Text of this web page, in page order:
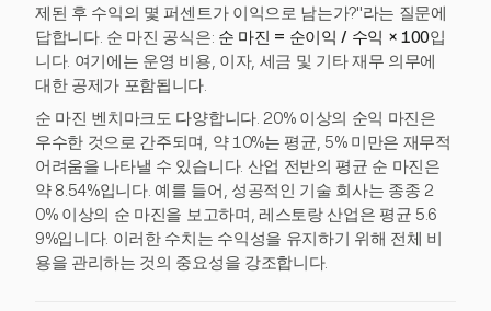
제된 후 수익의 몇 퍼센트가 이익으로 남는가?"라는 질문에
답합니다. 순 마진 공식은: 순 마진 = 순이익 / 수익 × 100입
니다. 여기에는 운영 비용, 이자, 세금 및 기타 재무 의무에
대한 공제가 포함됩니다.
순 마진 벤치마크도 다양합니다. 20% 이상의 순익 마진은
우수한 것으로 간주되며, 약 10%는 평균, 5% 미만은 재무적
어려움을 나타낼 수 있습니다. 산업 전반의 평균 순 마진은
약 8.54%입니다. 예를 들어, 성공적인 기술 회사는 종종 2
0% 이상의 순 마진을 보고하며, 레스토랑 산업은 평균 5.6
9%입니다. 이러한 수치는 수익성을 유지하기 위해 전체 비
용을 관리하는 것의 중요성을 강조합니다.